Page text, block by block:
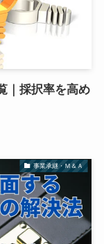
｜採択率を高め
事業承継・Ｍ＆Ａ